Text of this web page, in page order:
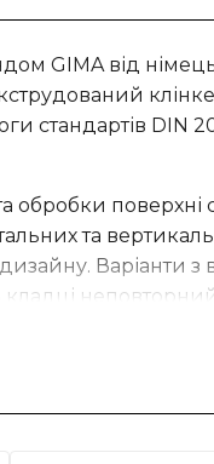
GIMA від
стандартів DIN
обробки поверхні
та
Варіанти
неповторний
хаотичності,
вироби у
спеціальні